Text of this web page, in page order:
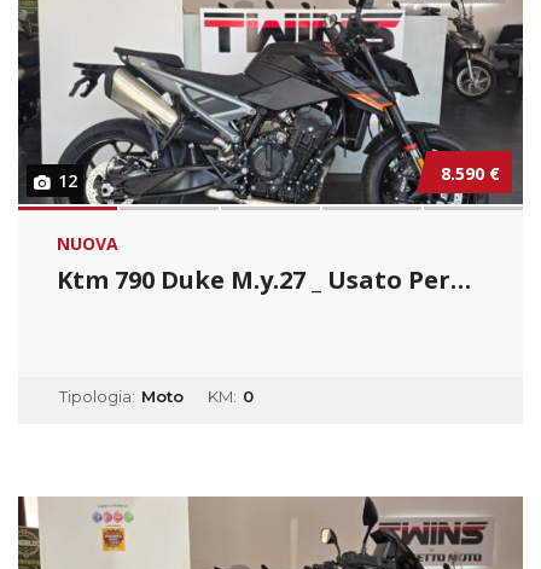
12 8.590 €
NUOVA
Ktm 790 Duke M.y.27 _ Usato Permutabile
Tipologia: Moto KM: 0